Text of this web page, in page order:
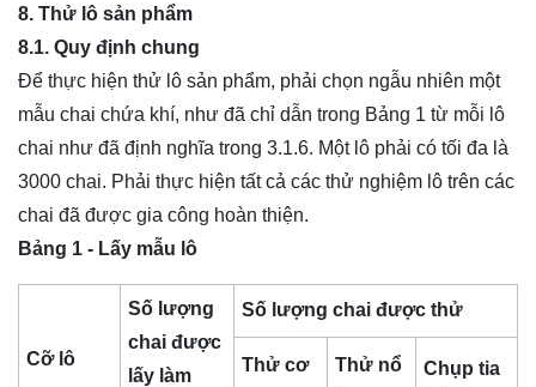
8. Thử lô sản phẩm
8.1. Quy định chung
Để thực hiện thử lô sản phẩm, phải chọn ngẫu nhiên một
mẫu chai chứa khí, như đã chỉ dẫn trong Bảng 1 từ mỗi lô
chai như đã định nghĩa trong 3.1.6. Một lô phải có tối đa là
3000 chai. Phải thực hiện tất cả các thử nghiệm lô trên các
chai đã được gia công hoàn thiện.
Bảng 1 - Lấy mẫu lô
Cỡ lô
Số lượng
chai được
lấy làm
Số lượng chai được thử
Thử cơ
Thử nổ
Chụp tia